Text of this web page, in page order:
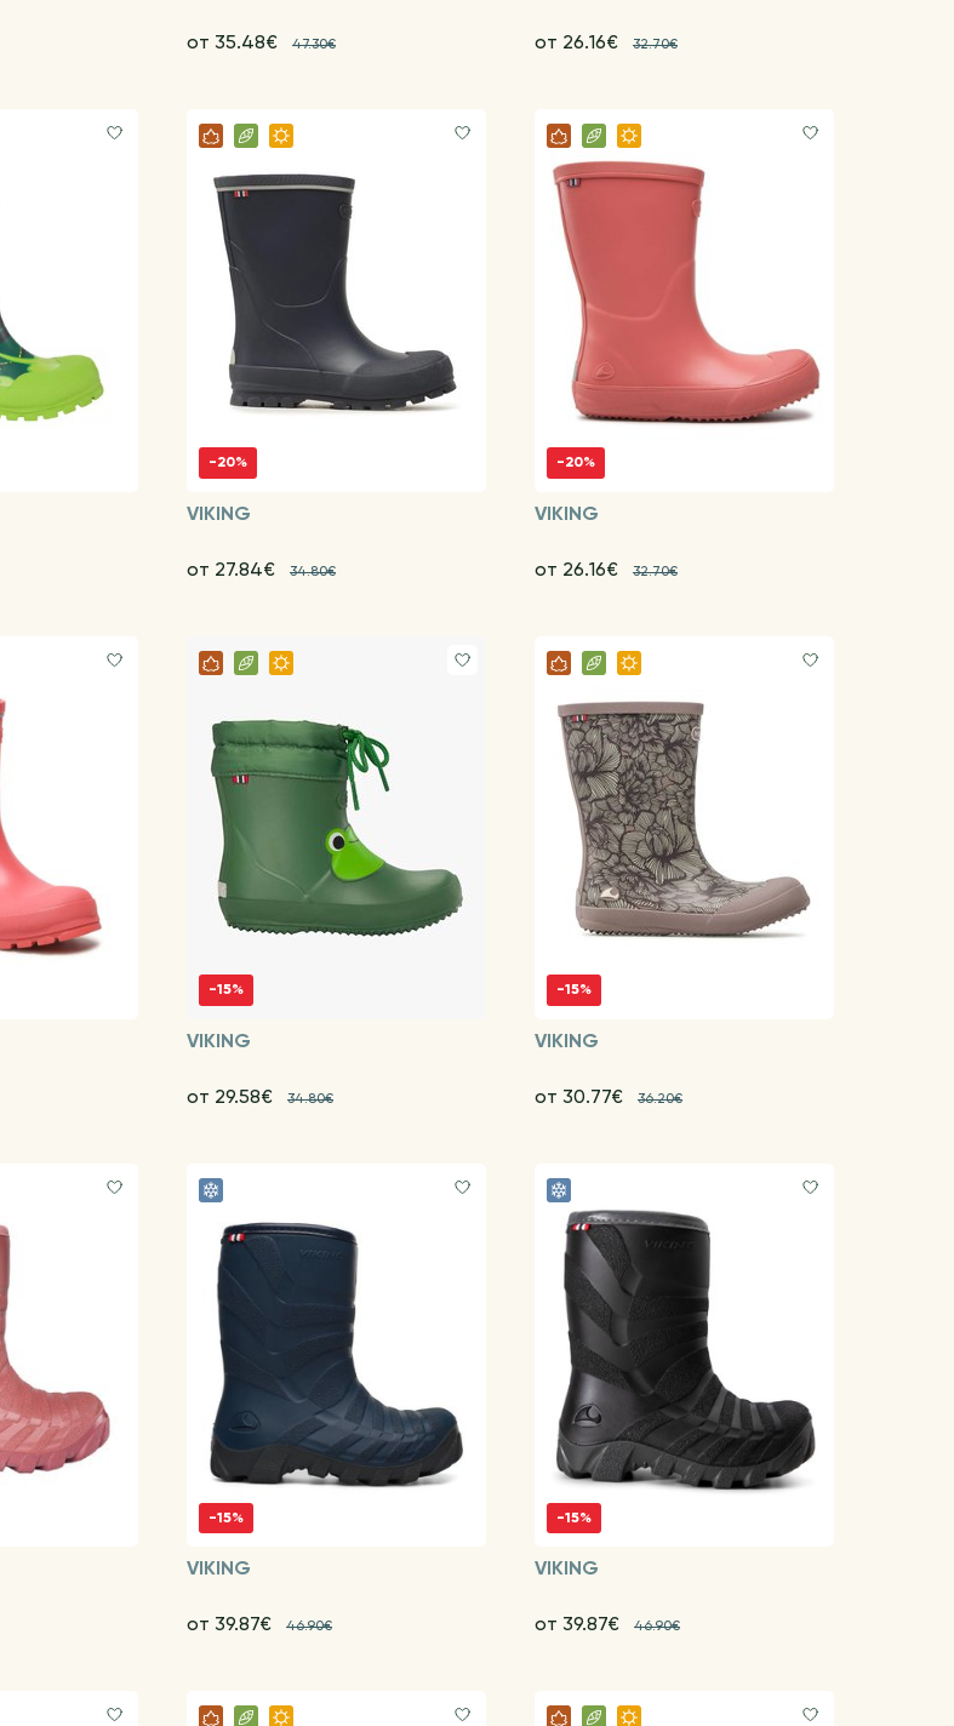
от 35.48€ 47.30€ от 26.16€ 32.70€
-20%
VIKING
от 27.84€ 34.80€
-20%
VIKING
от 26.16€ 32.70€
-15%
VIKING
от 29.58€ 34.80€
-15%
VIKING
от 30.77€ 36.20€
-15%
VIKING
от 39.87€ 46.90€
-15%
VIKING
от 39.87€ 46.90€